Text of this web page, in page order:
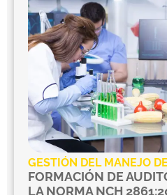
GESTIÓN DEL MANEJO
FORMACIÓN DE
LA NORMA NCH